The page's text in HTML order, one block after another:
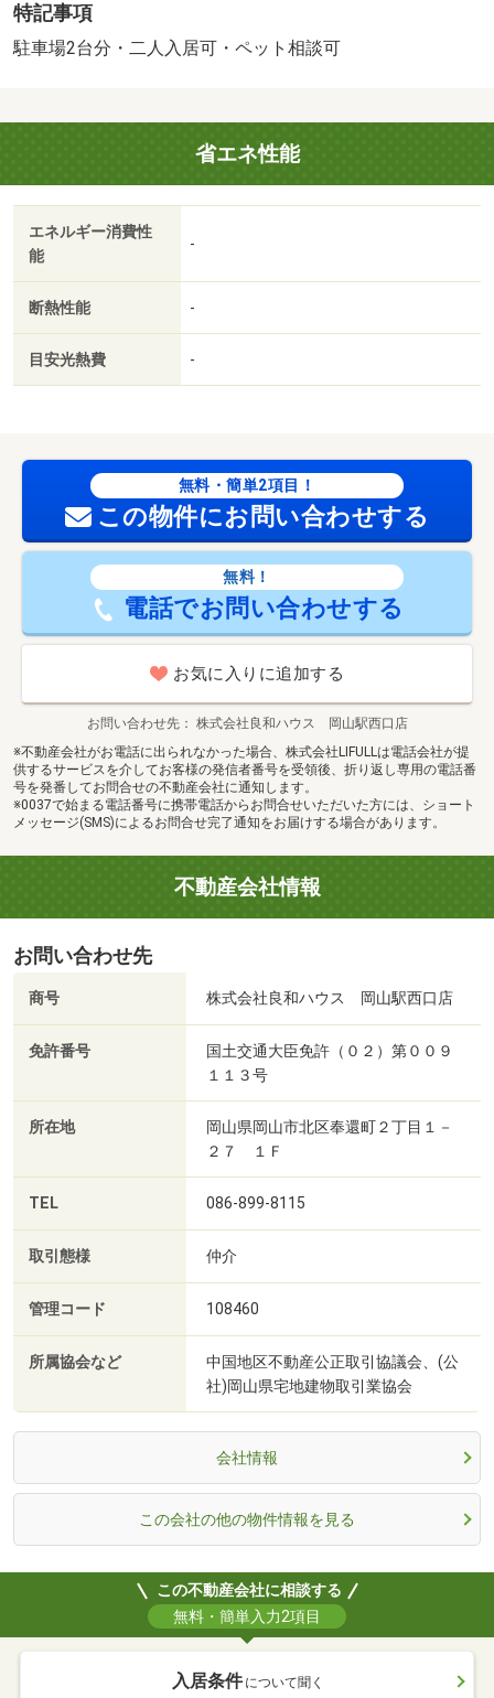
特記事項
駐車場2台分・二人入居可・ペット相談可
省エネ性能
エネルギー消費性
能
-
断熱性能 -
目安光熱費 -
無料・簡単2項目！
この物件にお問い合わせする
無料！
電話でお問い合わせする
お気に入りに追加する
お問い合わせ先
株式会社良和ハウス 岡山駅西口店
※不動産会社がお電話に出られなかった場合、株式会社LIFULLは電話会社が提
供するサービスを介してお客様の発信者番号を受領後、折り返し専用の電話番
号を発番してお問合せの不動産会社に通知します。
※0037で始まる電話番号に携帯電話からお問合せいただいた方には、ショート
メッセージ(SMS)によるお問合せ完了通知をお届けする場合があります。
不動産会社情報
お問い合わせ先
商号 株式会社良和ハウス 岡山駅西口店
免許番号
国土交通大臣免許（０２）第００９
１１３号
所在地
岡山県岡山市北区奉還町２丁目１－
２７ １Ｆ
TEL 086-899-8115
取引態様 仲介
管理コード 108460
所属協会など
中国地区不動産公正取引協議会、(公
社)岡山県宅地建物取引業協会
会社情報
この会社の他の物件情報を見る
この不動産会社に相談する
無料・簡単入力2項目
入居条件 について聞く